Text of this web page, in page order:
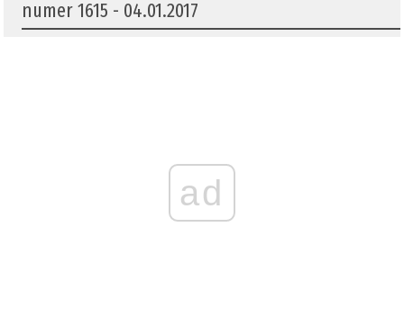
numer 1615 - 04.01.2017
ad